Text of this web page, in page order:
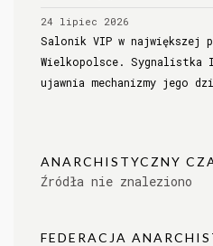
24 lipiec 2026
Salonik VIP w największej
Wielkopolsce. Sygnalistka
ujawnia mechanizmy jego
ANARCHISTYCZNY
Źródła nie znaleziono
FEDERACJA